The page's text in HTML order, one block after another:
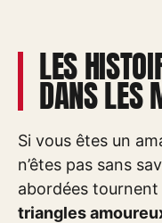
LES
DANS LES
Si vous êtes un
n’êtes pas sans
abordées
triangles